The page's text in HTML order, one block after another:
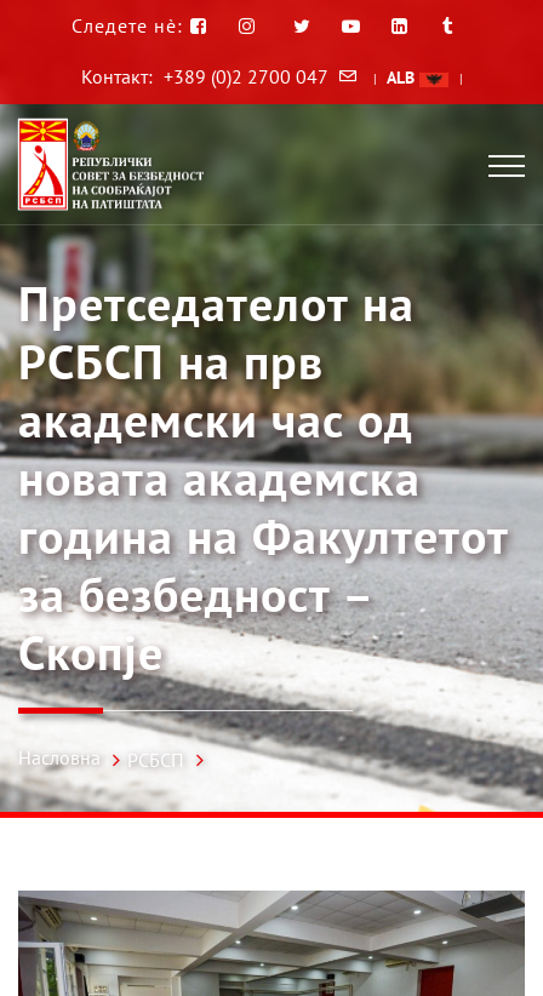
Следете нè:
Контакт: +389 (0)2 2700 047 | ALB |
Претседателот на
РСБСП на прв
академски час од
новата академска
година на Факултетот
за безбедност –
Скопје
Насловна РСБСП